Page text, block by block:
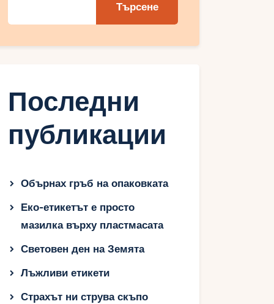
Търсене
Последни
публикации
Обърнах гръб на опаковката
Еко-етикетът е просто
мазилка върху пластмасата
Световен ден на Земята
Лъжливи етикети
Страхът ни струва скъпо